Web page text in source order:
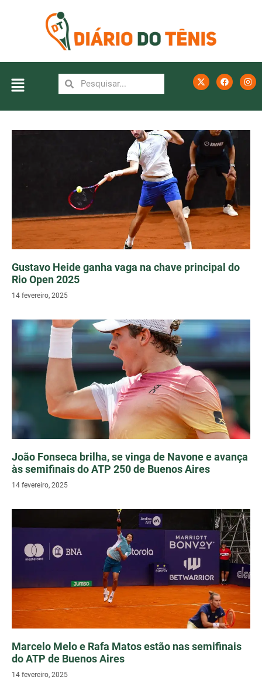
Gustavo Heide ganha vaga na chave principal do
Rio Open 2025
14 fevereiro, 2025
João Fonseca brilha, se vinga de Navone e avança
às semifinais do ATP 250 de Buenos Aires
14 fevereiro, 2025
Marcelo Melo e Rafa Matos estão nas semifinais
do ATP de Buenos Aires
14 fevereiro, 2025